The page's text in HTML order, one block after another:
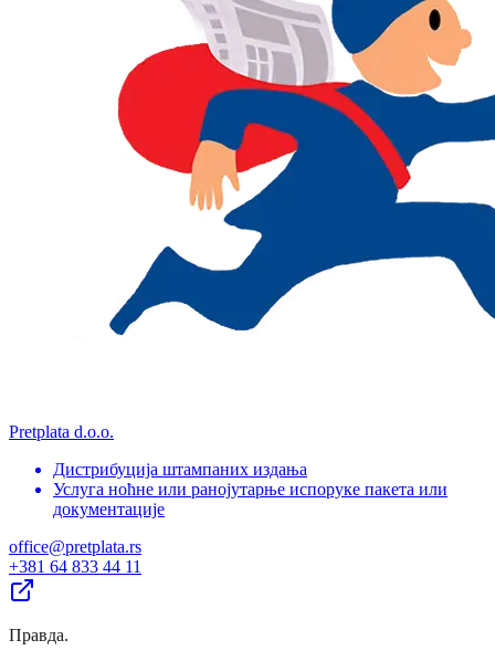
Pretplata d.o.o.
Дистрибуција штампаних издања
Услуга ноћне или ранојутарње испоруке пакета или
документације
office@pretplata.rs
+381 64 833 44 11
Правда.